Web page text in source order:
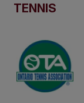
TENNIS